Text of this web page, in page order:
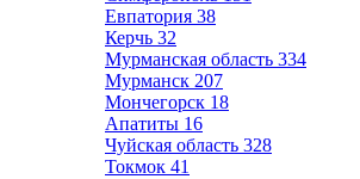
Евпатория 38
Керчь 32
Мурманская область 334
Мурманск 207
Мончегорск 18
Апатиты 16
Чуйская область 328
Токмок 41